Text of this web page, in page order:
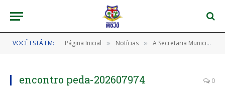
VOCÊ ESTÁ EM: Página Inicial » Notícias » A Secretaria Municipal de Educação realizou o 1º Encontro Pedagógico de 2026
encontro peda-202607974 0